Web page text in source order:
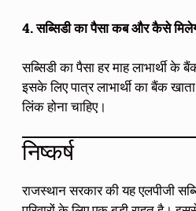
4. सब्सिडी का पैसा कब और कैसे
सब्सिडी का पैसा हर माह लाभार्थी के
इसके लिए पात्र लाभार्थी का बैंक
लिंक होना चाहिए।
निष्कर्ष
राजस्थान सरकार की यह एलपीजी